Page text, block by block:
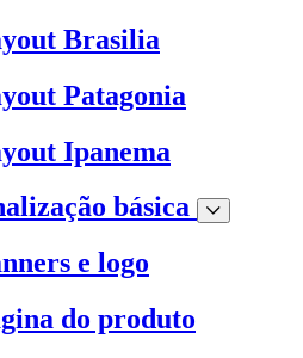
Brasilia
Patagonia
Ipanema
básica
e logo
do produto